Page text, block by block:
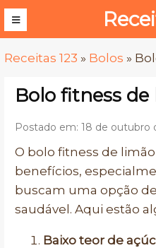
Receitas 123 » Bolos »
Bolo fitness
Postado em: 18 de outubro
O bolo fitness de
benefícios,
buscam uma opção
saudável. Aqui estão
Baixo teor de